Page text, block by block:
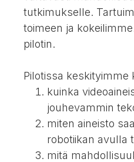
tutkimukselle.
toimeen ja
pilotin.
Pilotissa keskityimme
kuinka
jouhevammin
miten aineisto
robotiikan avulla
mitä